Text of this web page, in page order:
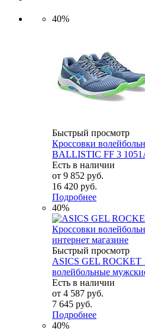
40%
Быстрый просмотр
Кроссовки
BALLISTIC FF 3
Есть в наличии
от 9 852 руб.
16 420 руб.
Подробнее
40%
Быстрый просмотр
ASICS GEL ROCKET
волейбольные
Есть в наличии
от 4 587 руб.
7 645 руб.
Подробнее
40%